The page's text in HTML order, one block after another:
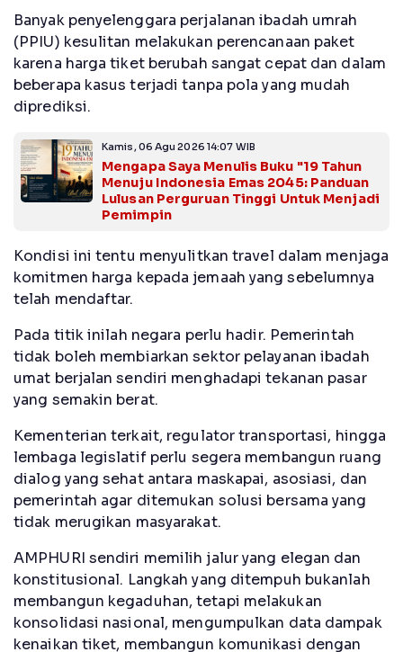
Banyak penyelenggara perjalanan ibadah umrah
(PPIU) kesulitan melakukan perencanaan paket
karena harga tiket berubah sangat cepat dan dalam
beberapa kasus terjadi tanpa pola yang mudah
diprediksi.
Kamis, 06 Agu 2026 14:07 WIB
Mengapa Saya Menulis Buku "19 Tahun
Menuju Indonesia Emas 2045: Panduan
Lulusan Perguruan Tinggi Untuk Menjadi
Pemimpin
Kondisi ini tentu menyulitkan travel dalam menjaga
komitmen harga kepada jemaah yang sebelumnya
telah mendaftar.
Pada titik inilah negara perlu hadir. Pemerintah
tidak boleh membiarkan sektor pelayanan ibadah
umat berjalan sendiri menghadapi tekanan pasar
yang semakin berat.
Kementerian terkait, regulator transportasi, hingga
lembaga legislatif perlu segera membangun ruang
dialog yang sehat antara maskapai, asosiasi, dan
pemerintah agar ditemukan solusi bersama yang
tidak merugikan masyarakat.
AMPHURI sendiri memilih jalur yang elegan dan
konstitusional. Langkah yang ditempuh bukanlah
membangun kegaduhan, tetapi melakukan
konsolidasi nasional, mengumpulkan data dampak
kenaikan tiket, membangun komunikasi dengan